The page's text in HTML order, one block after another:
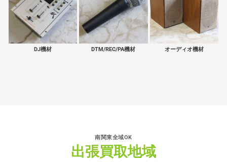
DJ機材 DTM/REC/PA機材 オーディオ機材
南関東全域OK
出張買取地域